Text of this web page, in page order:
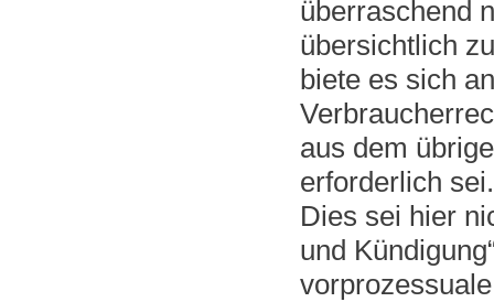
überraschend
übersichtlich
biete es sich
aus dem
erforderlich sei.
Dies sei hier
und